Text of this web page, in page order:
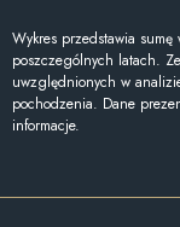
Wykres przedstawia
poszczególnych latach.
uwzględnionych w
pochodzenia. Dane
informacje.